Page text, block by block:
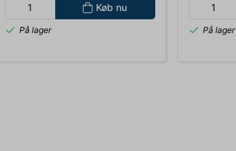
Køb nu
På lager På lager